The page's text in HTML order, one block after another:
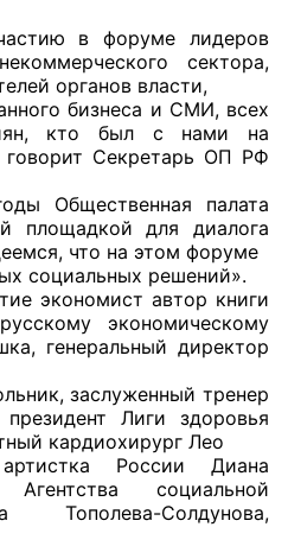
в форуме лидеров
сектора,
органов власти,
бизнеса и СМИ, всех
кто был с нами на
Секретарь ОП РФ
Общественная палата
площадкой для диалога
что на этом форуме
социальных решений».
экономист автор книги
экономическому
генеральный директор
заслуженный тренер
Лиги здоровья
кардиохирург Лео
России Диана
социальной
Солдунова,